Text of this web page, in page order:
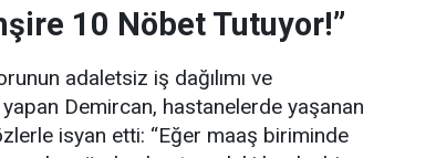
10 Nöbet Tutuyor!”
adaletsiz iş dağılımı ve
Demircan, hastanelerde yaşanan
isyan etti: “Eğer maaş biriminde